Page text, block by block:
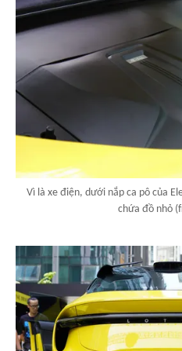
Vì là xe điện, dưới nắp ca pô của
chứa đồ nhỏ